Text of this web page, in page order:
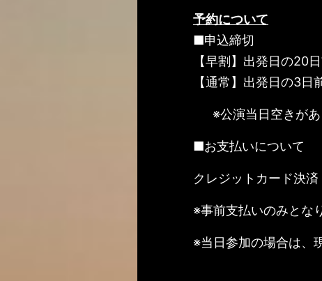
予約について
■申込締切
【早割】出発日の20
【通常】出発日の3日
※公演当日空きがあ
■お支払いについて
クレジットカード決済
※事前支払いのみとな
※当日参加の場合は、